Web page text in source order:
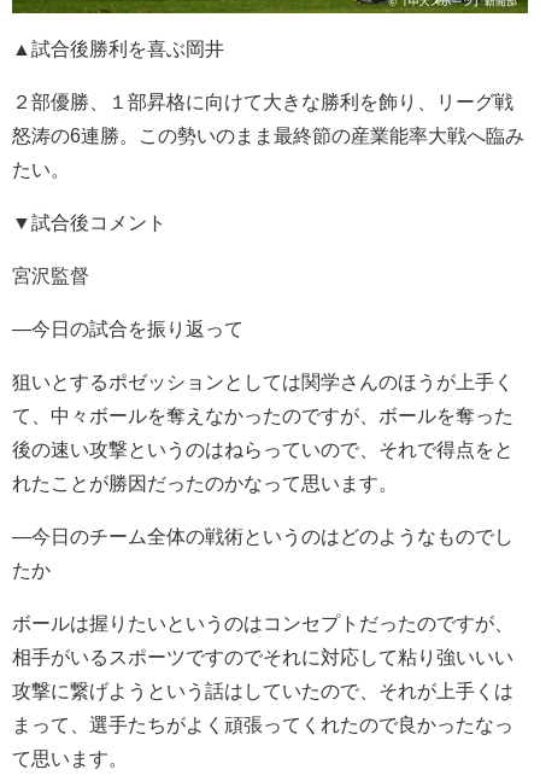
▲試合後勝利を喜ぶ岡井
２部優勝、１部昇格に向けて大きな勝利を飾り、リーグ戦
怒涛の6連勝。この勢いのまま最終節の産業能率大戦へ臨み
たい。
▼試合後コメント
宮沢監督
―今日の試合を振り返って
狙いとするポゼッションとしては関学さんのほうが上手く
て、中々ボールを奪えなかったのですが、ボールを奪った
後の速い攻撃というのはねらっていので、それで得点をと
れたことが勝因だったのかなって思います。
―今日のチーム全体の戦術というのはどのようなものでし
たか
ボールは握りたいというのはコンセプトだったのですが、
相手がいるスポーツですのでそれに対応して粘り強いいい
攻撃に繋げようという話はしていたので、それが上手くは
まって、選手たちがよく頑張ってくれたので良かったなっ
て思います。